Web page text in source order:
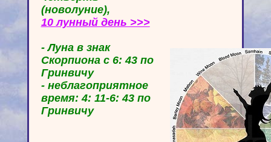
(новолуние),
10 лунный день >>>
- Луна в знак
Скорпиона с 6: 43 по
Гринвичу
- неблагоприятное
время: 4: 11-6: 43 по
Гринвичу